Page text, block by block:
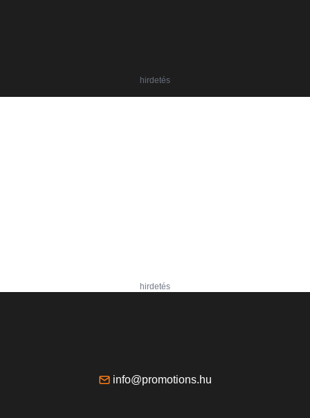
hirdetés
hirdetés
info@promotions.hu